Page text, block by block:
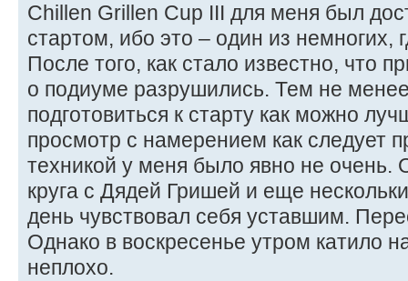
Chillen Grillen Cup III для меня был
стартом, ибо это – один из немногих,
После того, как стало известно, что
о подиуме разрушились. Тем не
подготовиться к старту как можно
просмотр с намерением как следует
техникой у меня было явно не очень.
круга с Дядей Гришей и еще
день чувствовал себя уставшим.
Однако в воскресенье утром катило
неплохо.